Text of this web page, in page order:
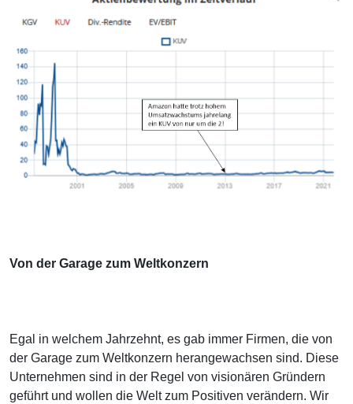
Von der Garage zum Weltkonzern
Egal in welchem Jahrzehnt, es gab immer Firmen, die von
der Garage zum Weltkonzern herangewachsen sind. Diese
Unternehmen sind in der Regel von visionären Gründern
geführt und wollen die Welt zum Positiven verändern. Wir